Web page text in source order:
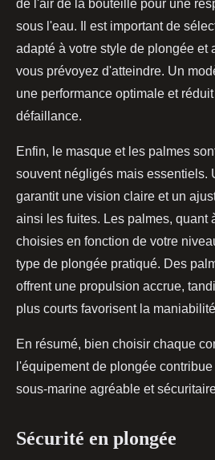
de l'air de la bouteille pour une
sous l'eau. Il est important de
adapté à votre style de plongée et
vous prévoyez d'atteindre. Un
une performance optimale et
défaillance.
Enfin, le masque et les palmes
souvent négligés mais essentiels.
garantit une vision claire et un
ainsi les fuites. Les palmes, quant
choisies en fonction de votre
type de plongée pratiqué. Des
offrent une propulsion accrue,
plus courts favorisent la
En résumé, bien choisir chaque
l'équipement de plongée
sous-marine agréable et
Sécurité en plongée